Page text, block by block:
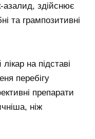
азалид, здійснює
та грампозитивні
на підставі
перебігу
препарати
ніж